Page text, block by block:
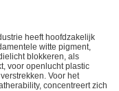
heeft hoofdzakelijk
witte pigment,
blokkeren, als
voor openlucht plastic
Voor het
concentreert zich